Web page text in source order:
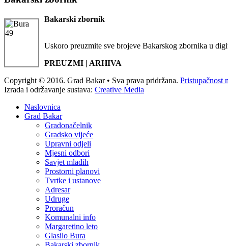
Bakarski zbornik
Uskoro preuzmite sve brojeve Bakarskog zbornika u
PREUZMI | ARHIVA
Copyright © 2016. Grad Bakar • Sva prava pridržana. Pristupačnost
Izrada i održavanje sustava: Creative Media
Naslovnica
Grad Bakar
Gradonačelnik
Gradsko vijeće
Upravni odjeli
Mjesni odbori
Savjet mladih
Prostorni planovi
Tvrtke i ustanove
Adresar
Udruge
Proračun
Komunalni info
Margaretino leto
Glasilo Bura